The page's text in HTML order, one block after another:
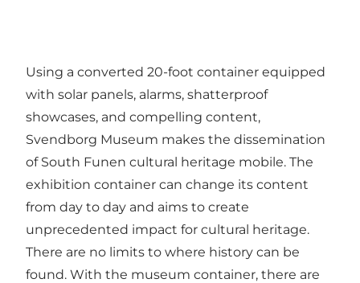
Using a converted 20-foot container equipped
with solar panels, alarms, shatterproof
showcases, and compelling content,
Svendborg Museum makes the dissemination
of South Funen cultural heritage mobile. The
exhibition container can change its content
from day to day and aims to create
unprecedented impact for cultural heritage.
There are no limits to where history can be
found. With the museum container, there are